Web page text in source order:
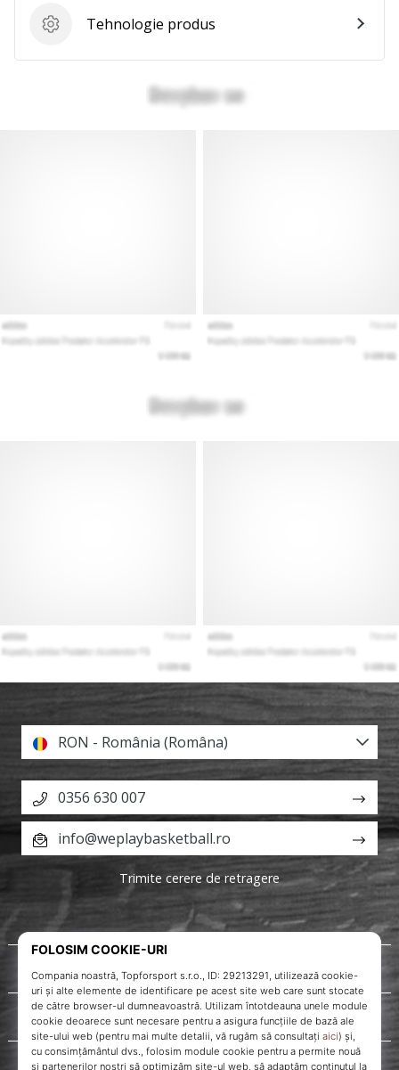
Tehnologie produs
Tehnologie produs
Despre noi
Servicii clienți
RON - România (Româna)
0356 630 007
info@weplaybasketball.ro
Trimite cerere de retragere